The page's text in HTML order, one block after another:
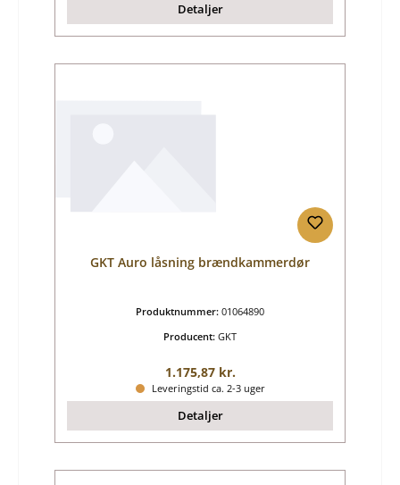
Detaljer
GKT Auro låsning brændkammerdør
Produktnummer: 01064890
Producent: GKT
Almindelig pris:
1.175,87 kr.
Leveringstid ca. 2-3 uger
Detaljer